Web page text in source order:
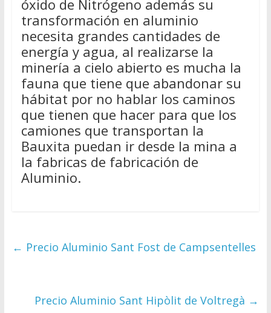
óxido de Nitrógeno además su
transformación en aluminio
necesita grandes cantidades de
energía y agua, al realizarse la
minería a cielo abierto es mucha la
fauna que tiene que abandonar su
hábitat por no hablar los caminos
que tienen que hacer para que los
camiones que transportan la
Bauxita puedan ir desde la mina a
la fabricas de fabricación de
Aluminio.
← Precio Aluminio Sant Fost de Campsentelles
Precio Aluminio Sant Hipòlit de Voltregà →